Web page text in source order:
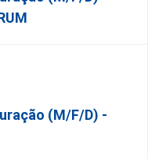
(m/f/d) -